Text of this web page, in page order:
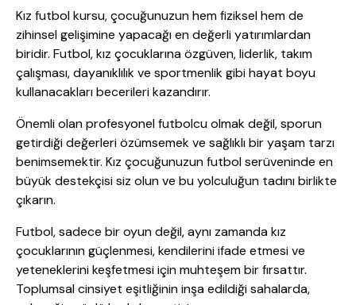
Kız futbol kursu, çocuğunuzun hem fiziksel hem de
zihinsel gelişimine yapacağı en değerli yatırımlardan
biridir. Futbol, kız çocuklarına özgüven, liderlik, takım
çalışması, dayanıklılık ve sportmenlik gibi hayat boyu
kullanacakları becerileri kazandırır.
Önemli olan profesyonel futbolcu olmak değil, sporun
getirdiği değerleri özümsemek ve sağlıklı bir yaşam tarzı
benimsemektir. Kız çocuğunuzun futbol serüveninde en
büyük destekçisi siz olun ve bu yolculuğun tadını birlikte
çıkarın.
Futbol, sadece bir oyun değil, aynı zamanda kız
çocuklarının güçlenmesi, kendilerini ifade etmesi ve
yeteneklerini keşfetmesi için muhteşem bir fırsattır.
Toplumsal cinsiyet eşitliğinin inşa edildiği sahalarda,